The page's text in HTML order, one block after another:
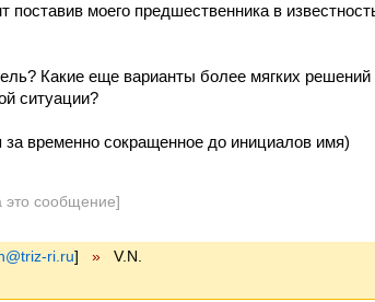
моего предшественника в
Какие еще варианты более мягких
ситуации?
временно сокращенное до инициалов имя)
это сообщение]
ri.ru] » V.N.